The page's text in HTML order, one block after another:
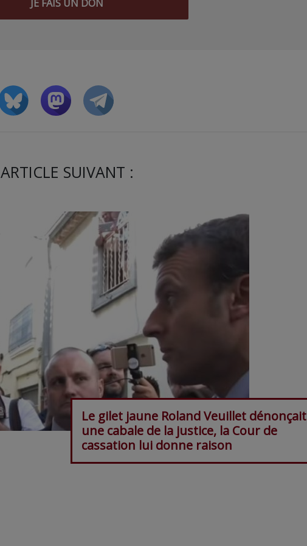
JE FAIS UN DON
ARTICLE SUIVANT :
Le gilet jaune Roland Veuillet dénonçait
une cabale de la justice, la Cour de
cassation lui donne raison